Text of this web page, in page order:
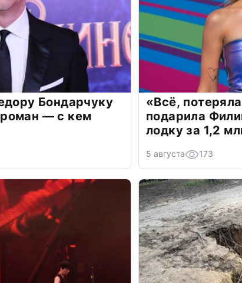
Бондарчуку
— с кем
«Всё,
подарила
лодку за 1,2
5 августа 173